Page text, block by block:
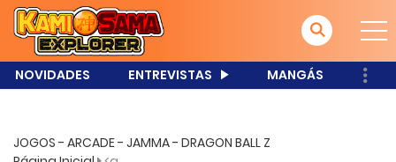
NOVIDADES ENTREVISTAS MANGÁS
JOGOS - ARCADE - JAMMA - DRAGON BALL Z